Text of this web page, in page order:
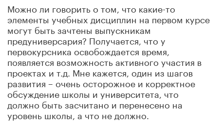
Можно ли говорить о том, что какие-то
элементы учебных дисциплин на первом курсе
могут быть зачтены выпускникам
предуниверсария? Получается, что у
первокурсника освобождается время,
появляется возможность активного участия в
проектах и т.д. Мне кажется, один из шагов
развития – очень осторожное и корректное
обсуждение школы и университета, что
должно быть засчитано и перенесено на
уровень школы, а что не должно.